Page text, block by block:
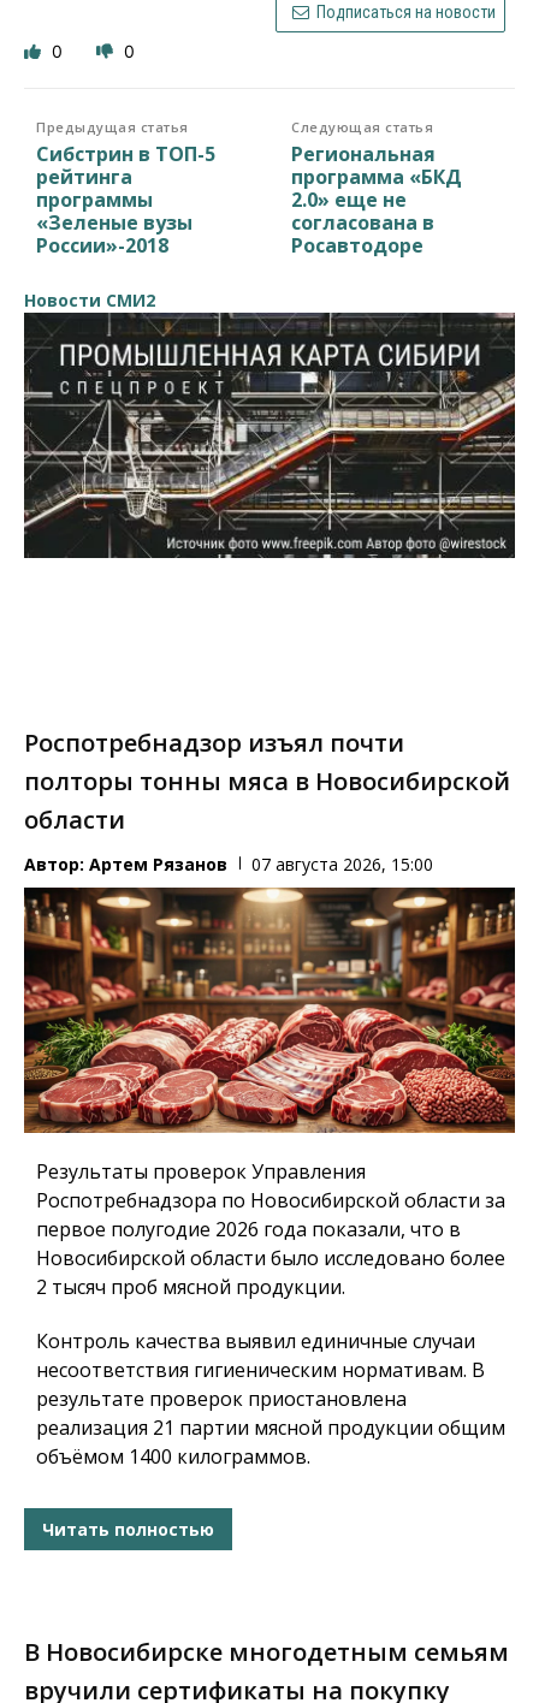
Подписаться на новости
0 0
Предыдущая статья
Сибстрин в ТОП-5
рейтинга
программы
«Зеленые вузы
России»-2018
Следующая статья
Региональная
программа «БКД
2.0» еще не
согласована в
Росавтодоре
Новости СМИ2
Роспотребнадзор изъял почти
полторы тонны мяса в Новосибирской
области
Автор: Артем Рязанов 07 августа 2026, 15:00
Результаты проверок Управления
Роспотребнадзора по Новосибирской области за
первое полугодие 2026 года показали, что в
Новосибирской области было исследовано более
2 тысяч проб мясной продукции.
Контроль качества выявил единичные случаи
несоответствия гигиеническим нормативам. В
результате проверок приостановлена
реализация 21 партии мясной продукции общим
объёмом 1400 килограммов.
Читать полностью
В Новосибирске многодетным семьям
вручили сертификаты на покупку